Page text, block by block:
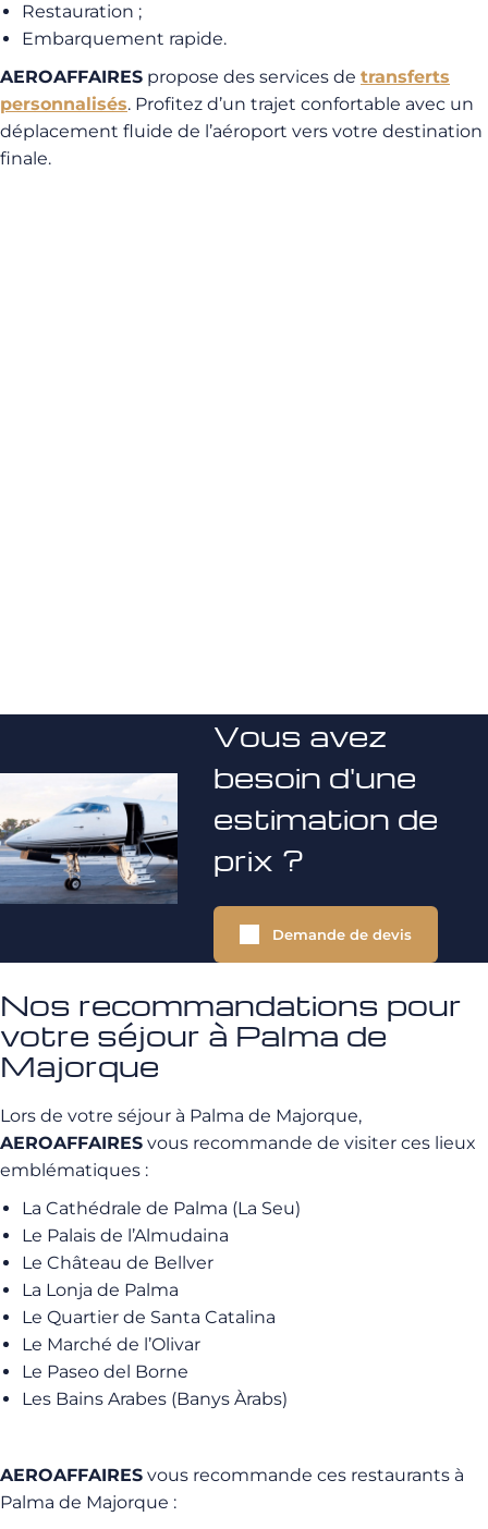
Restauration ;
Embarquement rapide.
AEROAFFAIRES propose des services de transferts
personnalisés. Profitez d’un trajet confortable avec un
déplacement fluide de l’aéroport vers votre destination
finale.
Vous avez
besoin d'une
estimation de
prix ?
Demande de devis
Nos recommandations pour
votre séjour à Palma de
Majorque
Lors de votre séjour à Palma de Majorque,
AEROAFFAIRES vous recommande de visiter ces lieux
emblématiques :
La Cathédrale de Palma (La Seu)
Le Palais de l’Almudaina
Le Château de Bellver
La Lonja de Palma
Le Quartier de Santa Catalina
Le Marché de l’Olivar
Le Paseo del Borne
Les Bains Arabes (Banys Àrabs)
AEROAFFAIRES vous recommande ces restaurants à
Palma de Majorque :